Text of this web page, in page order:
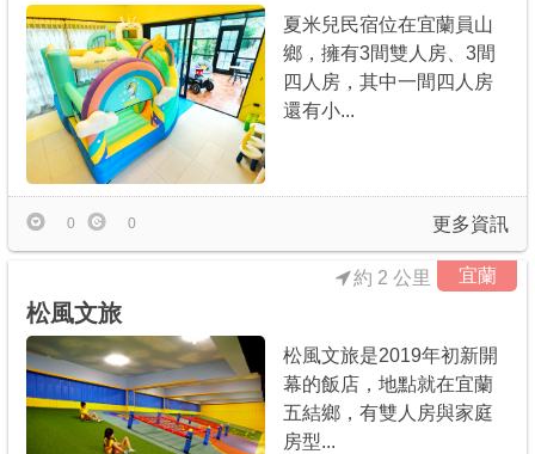
夏米兒民宿位在宜蘭員山
鄉，擁有3間雙人房、3間
四人房，其中一間四人房
還有小...
更多資訊
0 0
宜蘭
約 2 公里
松風文旅
松風文旅是2019年初新開
幕的飯店，地點就在宜蘭
五結鄉，有雙人房與家庭
房型...